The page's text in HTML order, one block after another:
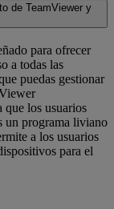
de TeamViewer y
para ofrecer
a todas las
puedas gestionar
que los usuarios
un programa liviano
a los usuarios
para el